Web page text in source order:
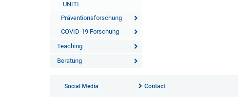
UNITI
Präventionsforschung
COVID-19 Forschung
Teaching
Beratung
Social Media Contact